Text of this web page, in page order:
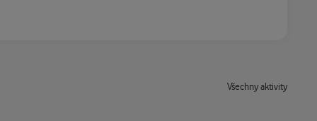
Všechny aktivity